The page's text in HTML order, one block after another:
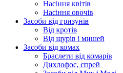
Насіння квітів
Насіння овочів
Засоби від гризунів
Від кротів
Від щурів і мишей
Засоби від комах
Браслети від комарів
Дихлофос, спрей